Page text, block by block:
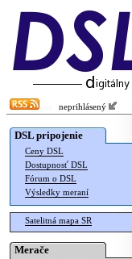
neprihlásený
DSL pripojenie
Ceny DSL
Dostupnosť DSL
Fórum o DSL
Výsledky meraní
Satelitná mapa SR
Merače